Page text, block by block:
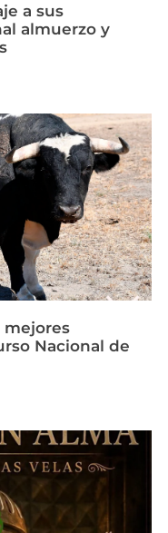
a sus
almuerzo y
mejores
Nacional de